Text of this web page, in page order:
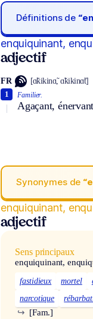
Définitions de
enquiquinant,
adjectif
FR [ɑ̃kikinɑ̃, ɑ̃kikinɑ̃t]
Familier.
Agaçant,
1
Synonymes de
enquiquinant,
adjectif
Sens principaux
enquiquinant,
fastidieux mortel
narcotique
[Fam.]
↪